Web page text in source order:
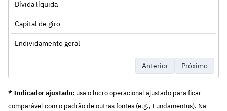
Dívida líquida
Capital de giro
Endividamento geral
Anterior Próximo
* Indicador ajustado: usa o lucro operacional ajustado para ficar
comparável com o padrão de outras fontes (e.g., Fundamentus). Na